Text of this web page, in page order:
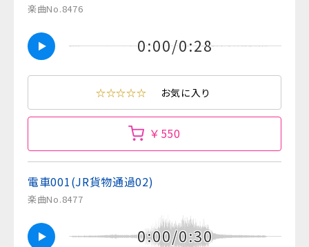
楽曲No.8476
0:00/0:28
☆☆☆☆☆ お気に入り
￥550
電車001(JR貨物通過02)
楽曲No.8477
0:00/0:30